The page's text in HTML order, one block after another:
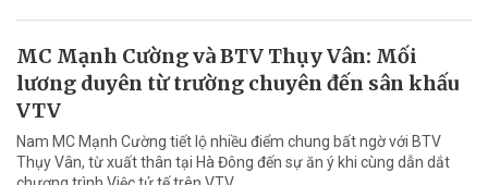
MC Mạnh Cường và BTV Thụy Vân: Mối
lương duyên từ trường chuyên đến sân khấu
VTV
Nam MC Mạnh Cường tiết lộ nhiều điểm chung bất ngờ với BTV
Thụy Vân, từ xuất thân tại Hà Đông đến sự ăn ý khi cùng dẫn dắt